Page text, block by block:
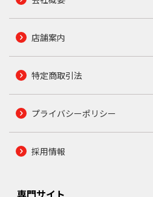
店舗案内
特定商取引法
プライバシーポリシー
採用情報
専門サイト